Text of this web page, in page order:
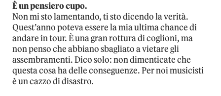
È un pensiero cupo.
Non mi sto lamentando, ti sto dicendo la verità.
Quest’anno poteva essere la mia ultima chance di
andare in tour. È una gran rottura di coglioni, ma
non penso che abbiano sbagliato a vietare gli
assembramenti. Dico solo: non dimenticate che
questa cosa ha delle conseguenze. Per noi musicisti
è un cazzo di disastro.